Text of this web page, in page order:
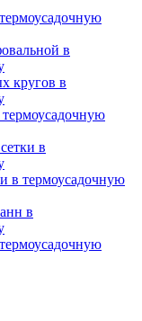
в
кругов в
в
в термоусадочную
в